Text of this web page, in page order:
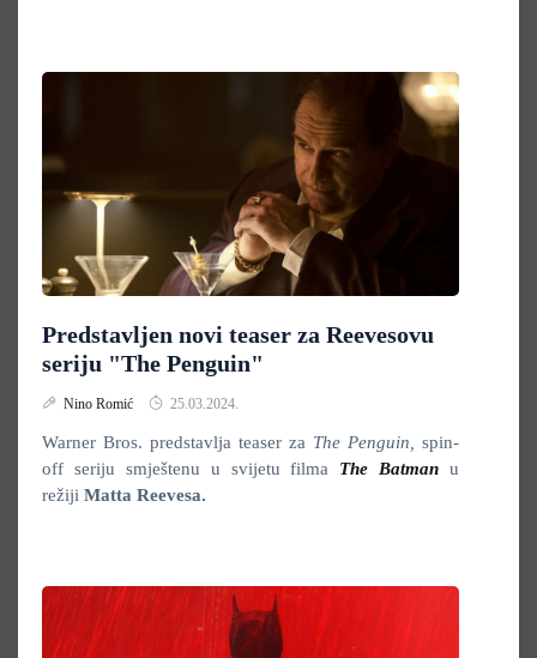
Predstavljen novi teaser za Reevesovu
seriju "The Penguin"
Nino Romić 25.03.2024.
Warner Bros. predstavlja teaser za The Penguin, spin-
off seriju smještenu u svijetu filma The Batman u
režiji Matta Reevesa.